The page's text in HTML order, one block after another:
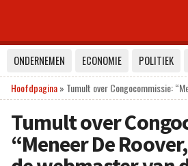
ONDERNEMEN ECONOMIE POLITIEK
Hoofdpagina» Tumult over Congocommissie:
Tumult over
“Meneer De